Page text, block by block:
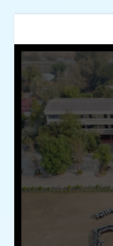
Skip
to
content
โรง
องค์กรคุณภาพ
น้อมนำเศรษฐ